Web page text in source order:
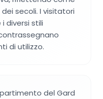
secoli. I visitatori
diversi stili
di utilizzo.
del Gard